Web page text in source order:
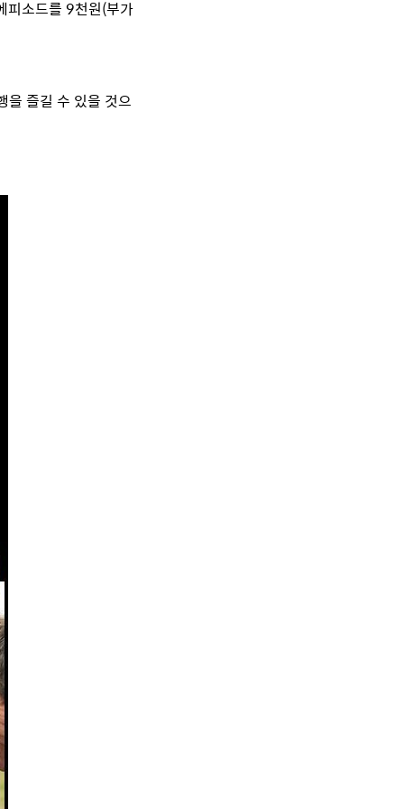
피소드를 9천원(부가
을 즐길 수 있을 것으